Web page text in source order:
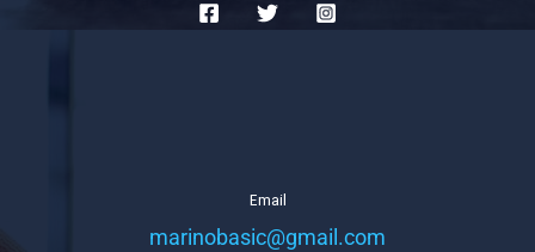
Email
marinobasic@gmail.com